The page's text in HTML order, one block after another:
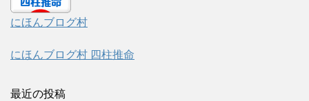
にほんブログ村
にほんブログ村 四柱推命
最近の投稿